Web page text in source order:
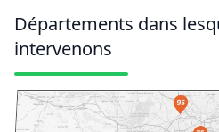
Départements dans
intervenons